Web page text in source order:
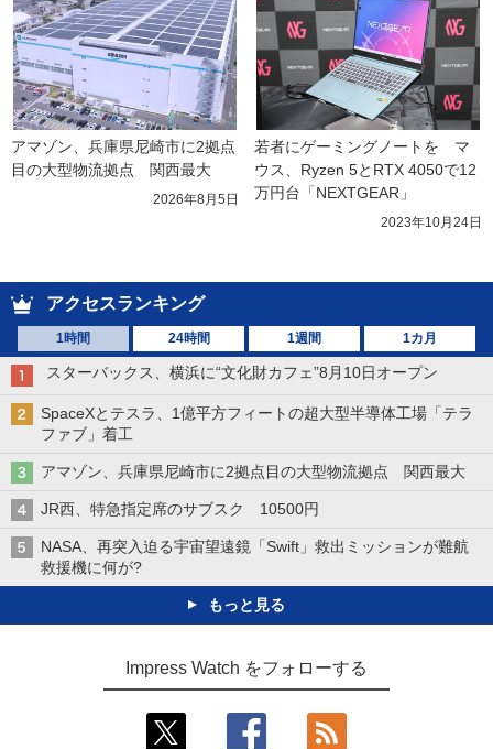
アマゾン、兵庫県尼崎市に2拠点
目の大型物流拠点　関西最大
2026年8月5日
若者にゲーミングノートを　マ
ウス、Ryzen 5とRTX 4050で12
万円台「NEXTGEAR」
2023年10月24日
アクセスランキング
1時間 24時間 1週間 1カ月
スターバックス、横浜に“文化財カフェ”8月10日オープン
SpaceXとテスラ、1億平方フィートの超大型半導体工場「テラ
ファブ」着工
アマゾン、兵庫県尼崎市に2拠点目の大型物流拠点 関西最大
JR西、特急指定席のサブスク 10500円
NASA、再突入迫る宇宙望遠鏡「Swift」救出ミッションが難航
救援機に何が?
もっと見る
Impress Watch をフォローする